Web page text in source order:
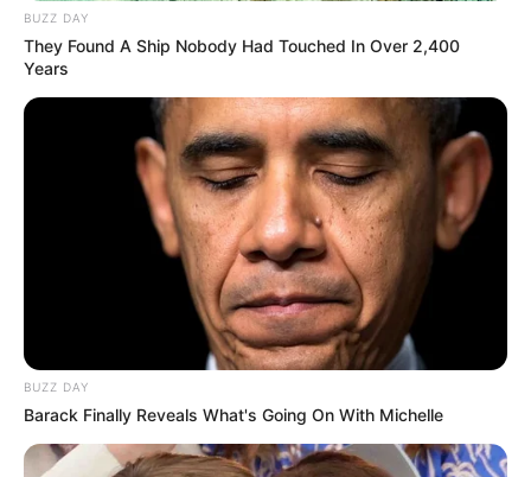
BUZZ DAY
They Found A Ship Nobody Had Touched In Over 2,400
Years
BUZZ DAY
Barack Finally Reveals What's Going On With Michelle